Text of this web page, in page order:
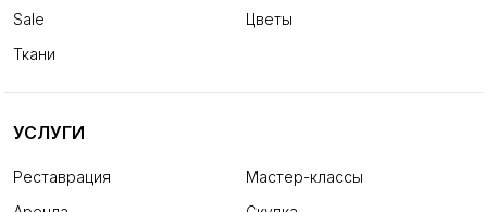
Sale
Цветы
Ткани
УСЛУГИ
Реставрация
Мастер-классы